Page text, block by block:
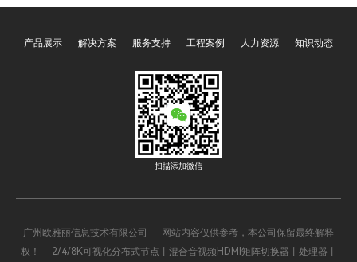
优势，成为两大场景的必备
合格评定国家认可委员会）
重检测报告的中央控制系统
主机，因在质量、性能、合
规性上更具保障，已成为市
场主流选择，使用范围远超
普通无认证产品，深度赋能
式展示。
协同、指令下发、状态监控
过浏览器WEB管理控制是该
打破了传统C/S架构的操作
局限，依托B/S架构的优
势，实现了跨终端、跨地域
的便捷管控，大幅降低了操
作门槛，提升了系统运维效
的重要技术支撑。
产品展示 解决方案 服务支持 工程案例 人力资源 知识动态
扫描添加微信
广州欧雅丽信息技术有限公司 网站内容仅供参考，本公司保留最终解释
权！ 2/4/8K可视化分布式节点丨混合音视频HDMI矩阵切换器丨处理器丨